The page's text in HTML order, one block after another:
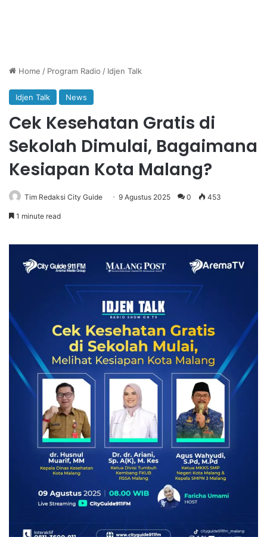
Home / Program Radio / Idjen Talk
Idjen Talk News
Cek Kesehatan Gratis di
Sekolah Dimulai, Bagaimana
Kesiapan Kota Malang?
Tim Redaksi City Guide 9 Agustus 2025 0 453
1 minute read